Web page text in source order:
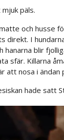
päls.
och husse
direkt. I
hanarna blir
sfär. Killarna
att nosa i
hade satt